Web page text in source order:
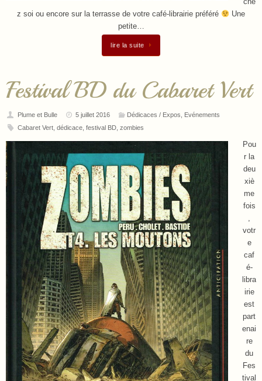
che
z soi ou encore sur la terrasse de votre café-librairie préféré
Une
petite…
lire la suite
Festival BD du Cabaret Vert
Plume et Bulle 5 juillet 2016 Dédicaces / Expos
Evénements
Cabaret Vert, dédicace, festival BD, zombies
Pou
r la
deu
xiè
me
fois
,
votr
e
caf
é-
libra
irie
est
part
enai
re
du
Fes
tival